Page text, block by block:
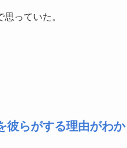
っていた。
彼らがする理由がわ